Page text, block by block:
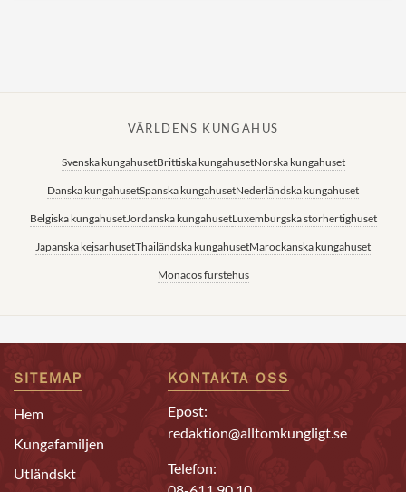
VÄRLDENS KUNGAHUS
Svenska kungahusetBrittiska kungahusetNorska kungahuset
Danska kungahusetSpanska kungahusetNederländska kungahuset
Belgiska kungahusetJordanska kungahusetLuxemburgska storhertighuset
Japanska kejsarhusetThailändska kungahusetMarockanska kungahuset
Monacos furstehus
SITEMAP
Hem
Kungafamiljen
Utländskt
KONTAKTA OSS
Epost:
redaktion@alltomkungligt.se
Telefon: